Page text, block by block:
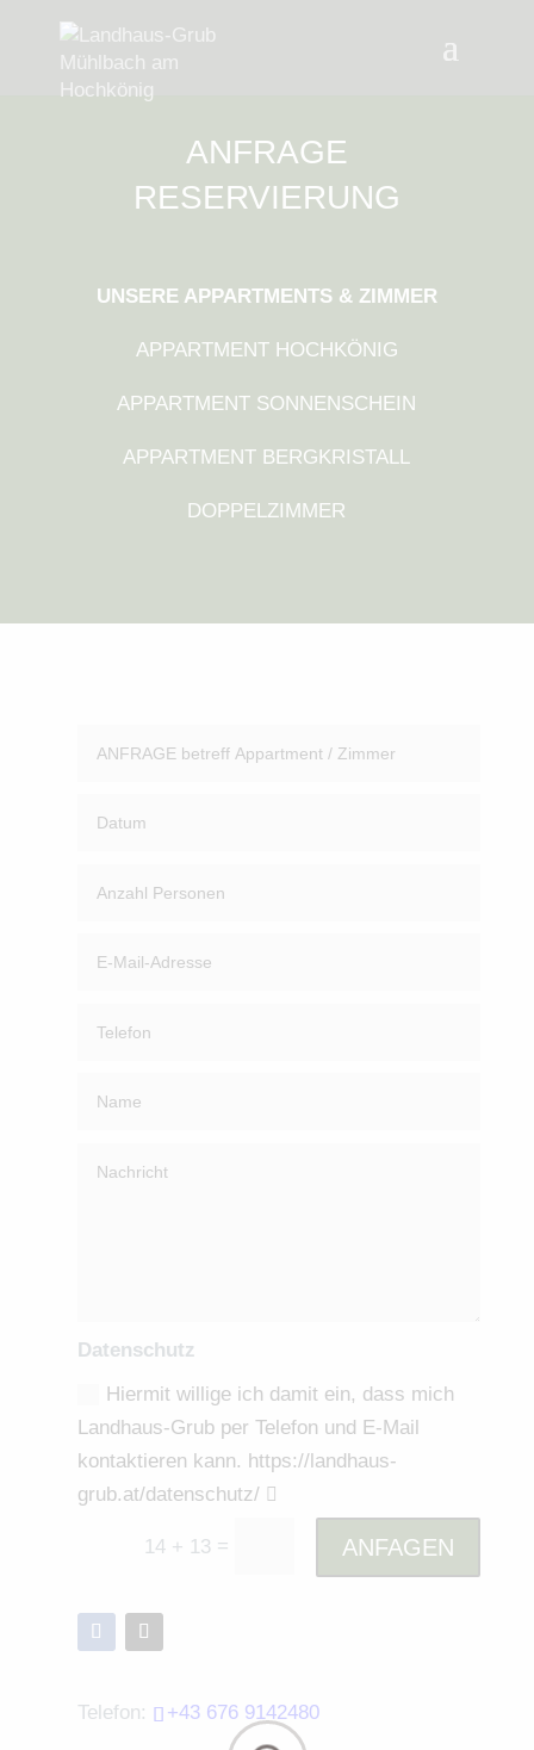
ANFRAGE
RESERVIERUNG
UNSERE APPARTMENTS & ZIMMER
APPARTMENT HOCHKÖNIG
APPARTMENT SONNENSCHEIN
APPARTMENT BERGKRISTALL
DOPPELZIMMER
Datenschutz
Hiermit willige ich damit ein, dass mich
Landhaus-Grub per Telefon und E-Mail
kontaktieren kann. https://landhaus-
grub.at/datenschutz/
14 + 13 = ANFAGEN
Telefon: +43 676 9142480